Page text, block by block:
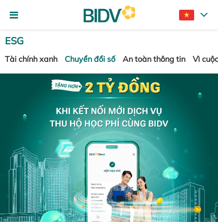
ESG
Tài chính xanh Chuyển đổi số An toàn thông tin Vì